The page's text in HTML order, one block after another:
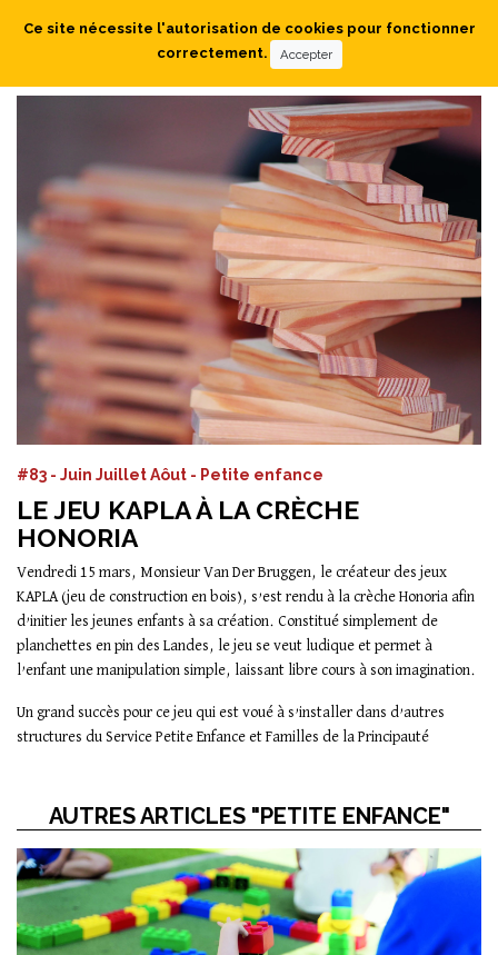
#83 - Juin Juillet Aôut - Petite enfance
LE JEU KAPLA À LA CRÈCHE
HONORIA
Vendredi 15 mars, Monsieur Van Der Bruggen, le créateur des jeux
KAPLA (jeu de construction en bois), s’est rendu à la crèche Honoria afin
d’initier les jeunes enfants à sa création. Constitué simplement de
planchettes en pin des Landes, le jeu se veut ludique et permet à
l’enfant une manipulation simple, laissant libre cours à son imagination.
Un grand succès pour ce jeu qui est voué à s’installer dans d’autres
structures du Service Petite Enfance et Familles de la Principauté
AUTRES ARTICLES "PETITE ENFANCE"
Ce site nécessite l'autorisation de cookies pour fonctionner
correctement.
Accepter